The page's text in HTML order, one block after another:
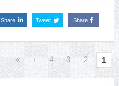
Share
Tweet
Share
1
2
3
4
›
»